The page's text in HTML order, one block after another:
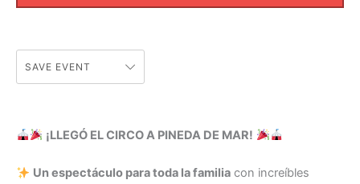
SAVE EVENT
¡LLEGÓ EL CIRCO A PINEDA DE MAR!
Un espectáculo para toda la familiacon increíbles